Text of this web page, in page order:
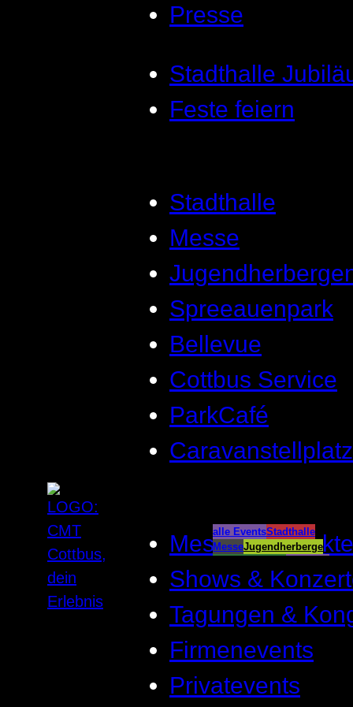
Presse
Stadthalle
Feste feiern
Stadthalle
Messe
Spreeauenpark
Bellevue
Cottbus Service
ParkCafé
Caravanstellplatz
Messen & Märkte
Shows &
Tagungen &
Firmenevents
Privatevents
alle EventsStadthalle
MesseJugendherberge
CottbusServiceParkCafé
Caravanstellplatz